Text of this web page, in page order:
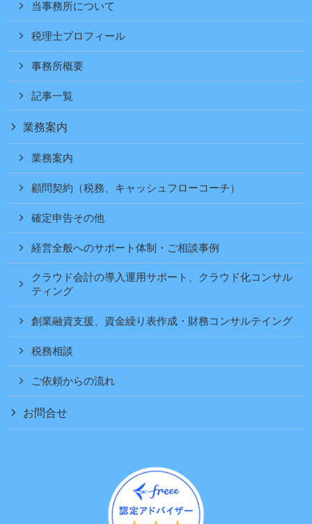
当事務所について
税理士プロフィール
事務所概要
記事一覧
業務案内
業務案内
顧問契約（税務、キャッシュフローコーチ）
確定申告その他
経営全般へのサポート体制・ご相談事例
クラウド会計の導入運用サポート、クラウド化コンサル
ティング
創業融資支援、資金繰り表作成・財務コンサルテイング
税務相談
ご依頼からの流れ
お問合せ